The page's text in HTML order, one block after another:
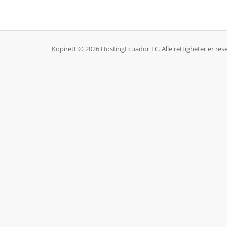
Kopirett © 2026 HostingEcuador EC. Alle rettigheter er